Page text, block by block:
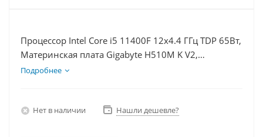
Процессор Intel Core i5 11400F 12x4.4 ГГц TDP 65Вт,
Материнская плата Gigabyte H510M K V2,
Видеокарта RTX 3060 8Гб, Память DDR4 64Gb,
Подробнее
Нет в наличии Нашли дешевле?